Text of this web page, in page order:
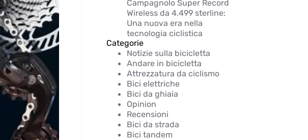
Campagnolo Super Record
Wireless da 4.499 sterline:
Una nuova era nella
tecnologia ciclistica
Categorie
Notizie sulla bicicletta
Andare in bicicletta
Attrezzatura da ciclismo
Bici elettriche
Bici da ghiaia
Opinion
Recensioni
Bici da strada
Bici tandem